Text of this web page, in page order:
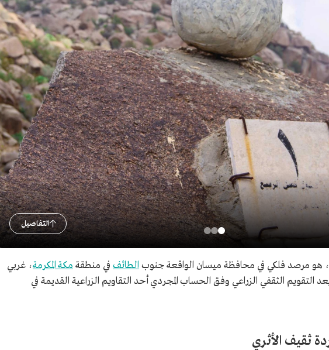
التفاصيل
، هو مرصد فلكي في محافظة ميسان الواقعة جنوب الطائف في منطقة مكة المكرمة، غربي
التقويم الثقفي الزراعي وفق الحساب المجردي أحد التقاويم الزراعية القديمة في
ثقيف الأثري